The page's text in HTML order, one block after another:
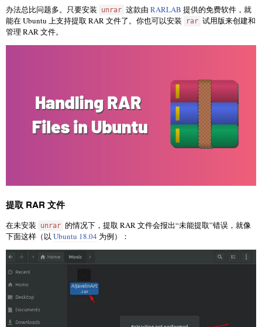
办法总比问题多。只要安装
unrar 这款由 RARLAB 提供的免费软件，就
能在 Ubuntu 上支持提取 RAR 文件了。你也可以安装
rar 试用版来创建和
管理 RAR 文件。
提取 RAR 文件
在未安装 unrar 的情况下，提取 RAR 文件会报出“未能提取”错误，就像
下面这样（以 Ubuntu 18.04 为例）：